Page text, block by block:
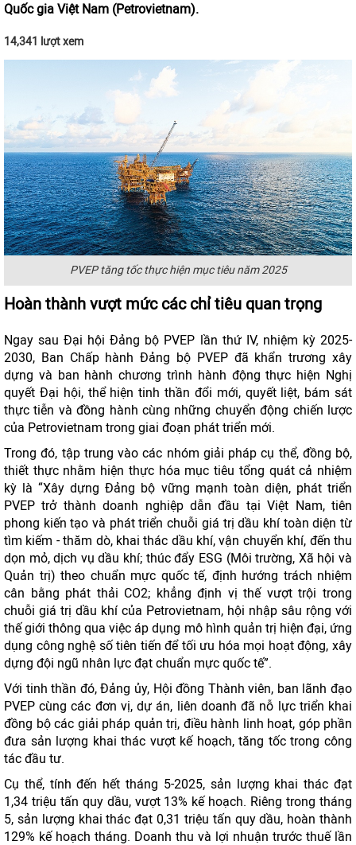
Quốc gia Việt Nam (Petrovietnam).
14,341 lượt xem
PVEP tăng tốc thực hiện mục tiêu năm 2025
Hoàn thành vượt mức các chỉ tiêu quan trọng
Ngay sau Đại hội Đảng bộ PVEP lần thứ IV, nhiệm kỳ 2025-
2030, Ban Chấp hành Đảng bộ PVEP đã khẩn trương xây
dựng và ban hành chương trình hành động thực hiện Nghị
quyết Đại hội, thể hiện tinh thần đổi mới, quyết liệt, bám sát
thực tiễn và đồng hành cùng những chuyển động chiến lược
của Petrovietnam trong giai đoạn phát triển mới.
Trong đó, tập trung vào các nhóm giải pháp cụ thể, đồng bộ,
thiết thực nhằm hiện thực hóa mục tiêu tổng quát cả nhiệm
kỳ là “Xây dựng Đảng bộ vững mạnh toàn diện, phát triển
PVEP trở thành doanh nghiệp dẫn đầu tại Việt Nam, tiên
phong kiến tạo và phát triển chuỗi giá trị dầu khí toàn diện từ
tìm kiếm - thăm dò, khai thác dầu khí, vận chuyển khí, đến thu
dọn mỏ, dịch vụ dầu khí; thúc đẩy ESG (Môi trường, Xã hội và
Quản trị) theo chuẩn mực quốc tế, định hướng trách nhiệm
cân bằng phát thải CO2; khẳng định vị thế vượt trội trong
chuỗi giá trị dầu khí của Petrovietnam, hội nhập sâu rộng với
thế giới thông qua việc áp dụng mô hình quản trị hiện đại, ứng
dụng công nghệ số tiên tiến để tối ưu hóa mọi hoạt động, xây
dựng đội ngũ nhân lực đạt chuẩn mực quốc tế”.
Với tinh thần đó, Đảng ủy, Hội đồng Thành viên, ban lãnh đạo
PVEP cùng các đơn vị, dự án, liên doanh đã nỗ lực triển khai
đồng bộ các giải pháp quản trị, điều hành linh hoạt, góp phần
đưa sản lượng khai thác vượt kế hoạch, tăng tốc trong công
tác đầu tư.
Cụ thể, tính đến hết tháng 5-2025, sản lượng khai thác đạt
1,34 triệu tấn quy dầu, vượt 13% kế hoạch. Riêng trong tháng
5, sản lượng khai thác đạt 0,31 triệu tấn quy dầu, hoàn thành
129% kế hoạch tháng. Doanh thu và lợi nhuận trước thuế lần